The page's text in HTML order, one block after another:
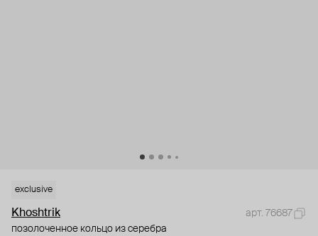
exclusive
Khoshtrik
арт. 76687
позолоченное кольцо из серебра